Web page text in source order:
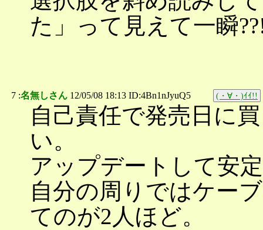
た」って見えて一瞬
7 :名無しさん 12/05/08 18:13 ID:4Bn1nJyuQ5 (・∀・)ｲｲ!!
自己責任で発売日に
い。
アップデートして安
自分の周りではケー
てのが2人ほど。